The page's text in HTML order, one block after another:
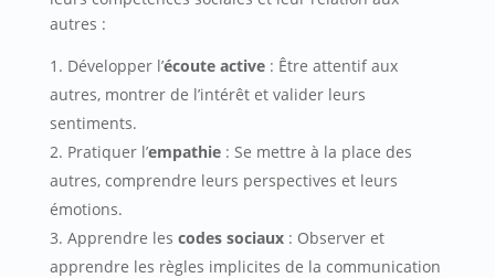
autres :
Développer l’écoute active: Être attentif aux
autres, montrer de l’intérêt et valider leurs
sentiments.
Pratiquer l’empathie: Se mettre à la place des
autres, comprendre leurs perspectives et leurs
émotions.
Apprendre les codes sociaux: Observer et
apprendre les règles implicites de la communication